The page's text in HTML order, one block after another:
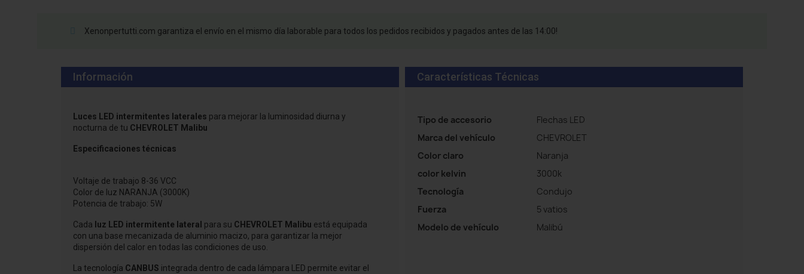
Xenonpertutti.com garantiza el envío en el mismo día laborable para todos los pedidos recibidos y pagados antes de las 14:00!
Información
Luces LED intermitentes laterales para mejorar la luminosidad diurna y
nocturna de tu CHEVROLET Malibu
Especificaciones técnicas
Voltaje de trabajo 8-36 VCC
Color de luz NARANJA (3000K)
Potencia de trabajo: 5W
Cada luz LED intermitente lateral para su CHEVROLET Malibu está equipada
con una base mecanizada de aluminio macizo, para garantizar la mejor
dispersión del calor en todas las condiciones de uso.
La tecnología CANBUS integrada dentro de cada lámpara LED permite evitar el
Características Técnicas
Tipo de accesorio
Flechas LED
Marca del vehículo
CHEVROLET
Color claro
Naranja
color kelvin
3000k
Tecnología
Condujo
Fuerza
5 vatios
Modelo de vehículo
Malibú